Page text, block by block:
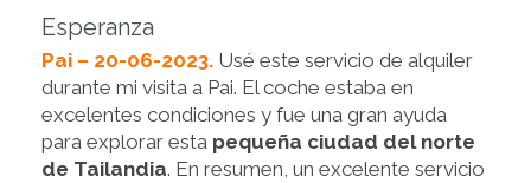
Esperanza
Pai – 20-06-2023. Usé este servicio de alquiler
durante mi visita a Pai. El coche estaba en
excelentes condiciones y fue una gran ayuda
para explorar esta pequeña ciudad del norte
de Tailandia. En resumen, un excelente servicio